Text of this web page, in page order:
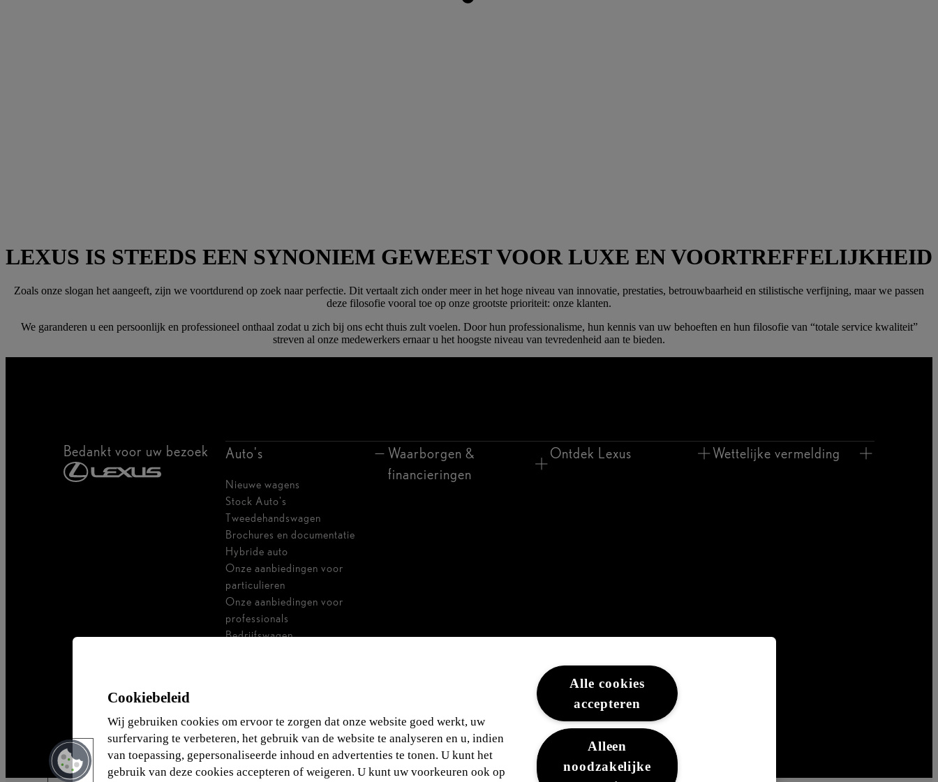
LEXUS IS STEEDS EEN SYNONIEM GEWEEST VOOR LUXE EN VOORTREFFELIJKHEID
Zoals onze slogan het aangeeft, zijn we voortdurend op zoek naar perfectie. Dit vertaalt zich onder meer in het hoge niveau van innovatie, prestaties, betrouwbaarheid en stilistische verfijning, maar we passen
deze filosofie vooral toe op onze grootste prioriteit: onze klanten.
We garanderen u een persoonlijk en professioneel onthaal zodat u zich bij ons echt thuis zult voelen. Door hun professionalisme, hun kennis van uw behoeften en hun filosofie van “totale service kwaliteit”
streven al onze medewerkers ernaar u het hoogste niveau van tevredenheid aan te bieden.
Bedankt voor uw bezoek Auto's
Nieuwe wagens
Stock Auto's
Tweedehandswagen
Brochures en documentatie
Hybride auto
Onze aanbiedingen voor
particulieren
Onze aanbiedingen voor
professionals
Bedrijfswagen
Waarborgen &
financieringen
Ontdek Lexus Wettelijke vermelding
Cookiebeleid
Wij gebruiken cookies om ervoor te zorgen dat onze website goed werkt, uw
surfervaring te verbeteren, het gebruik van de website te analyseren en u, indien
van toepassing, gepersonaliseerde inhoud en advertenties te tonen. U kunt het
gebruik van deze cookies accepteren of weigeren. U kunt uw voorkeuren ook op
Alle cookies
accepteren
Alleen
noodzakelijke